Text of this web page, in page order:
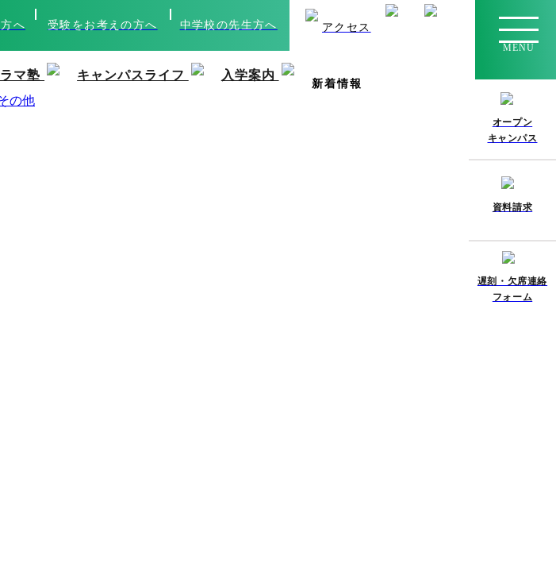
へ 受験をお考えの方へ 中学校の先生方へ アクセス
マ塾 キャンパスライフ 入学案内
新着情報
MENU
資料請求
オープン
キャンパス
遅刻・欠席連絡
フォーム
の他